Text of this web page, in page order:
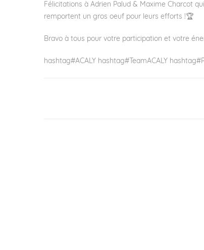
Félicitations à Adrien Palud & Maxime Charcot
remportent un gros oeuf pour leurs efforts !🏆
Bravo à tous pour votre participation et votre
hashtag#ACALY hashtag# TeamACALY hashtag#